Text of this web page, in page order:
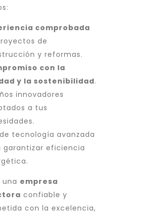
comprobada
de
y reformas.
con la
y la sostenibilidad.
innovadores
a tus
tecnología avanzada
garantizar eficiencia
una empresa
confiable y
con la excelencia,